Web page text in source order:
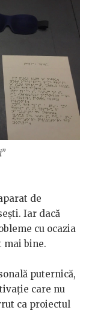
de
Iar dacă
cu ocazia
mai bine.
puternică,
care nu
ca proiectul